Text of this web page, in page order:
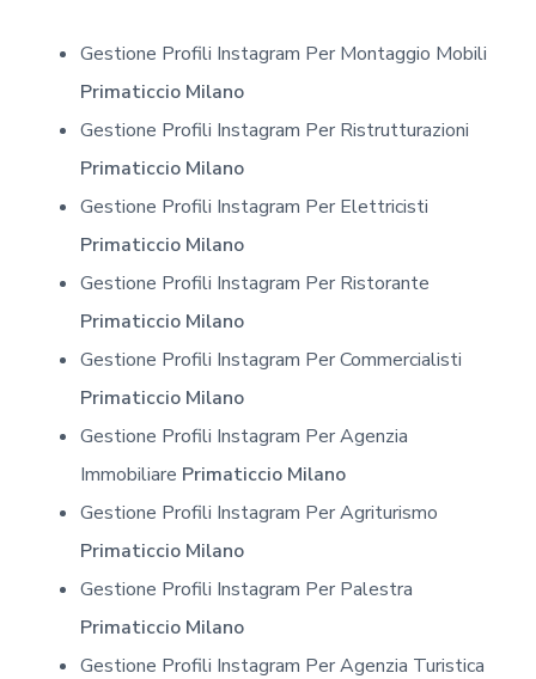
Gestione Profili Instagram Per Montaggio Mobili
Primaticcio Milano
Gestione Profili Instagram Per Ristrutturazioni
Primaticcio Milano
Gestione Profili Instagram Per Elettricisti
Primaticcio Milano
Gestione Profili Instagram Per Ristorante
Primaticcio Milano
Gestione Profili Instagram Per Commercialisti
Primaticcio Milano
Gestione Profili Instagram Per Agenzia
Immobiliare Primaticcio Milano
Gestione Profili Instagram Per Agriturismo
Primaticcio Milano
Gestione Profili Instagram Per Palestra
Primaticcio Milano
Gestione Profili Instagram Per Agenzia Turistica